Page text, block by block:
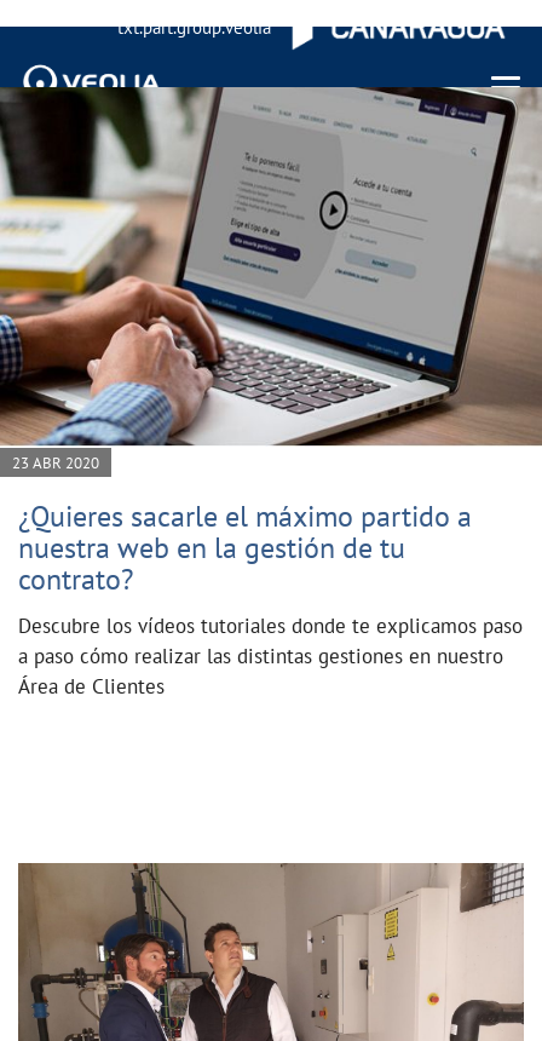
txt.part.group.veolia
Menu
23 ABR 2020
¿Quieres sacarle el máximo partido a
nuestra web en la gestión de tu
contrato?
Descubre los vídeos tutoriales donde te explicamos paso
a paso cómo realizar las distintas gestiones en nuestro
Área de Clientes